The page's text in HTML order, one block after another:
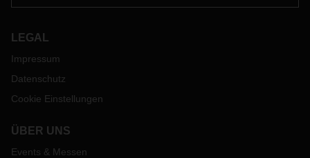
LEGAL
Impressum
Datenschutz
Cookie Einstellungen
ÜBER UNS
Events & Messen